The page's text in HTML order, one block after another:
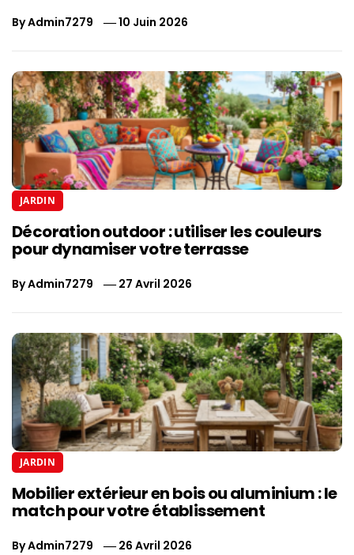
ByAdmin7279 10 Juin 2026
JARDIN
Décoration outdoor : utiliser les couleurs
pour dynamiser votre terrasse
ByAdmin7279 27 Avril 2026
JARDIN
Mobilier extérieur en bois ou aluminium : le
match pour votre établissement
ByAdmin7279 26 Avril 2026